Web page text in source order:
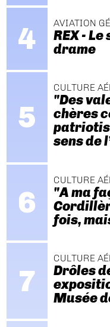
AVIATION
REX -
drame
CULTURE
"Des
chères
sens de
CULTURE
"A ma
fois,
CULTURE
Drôles
Musée